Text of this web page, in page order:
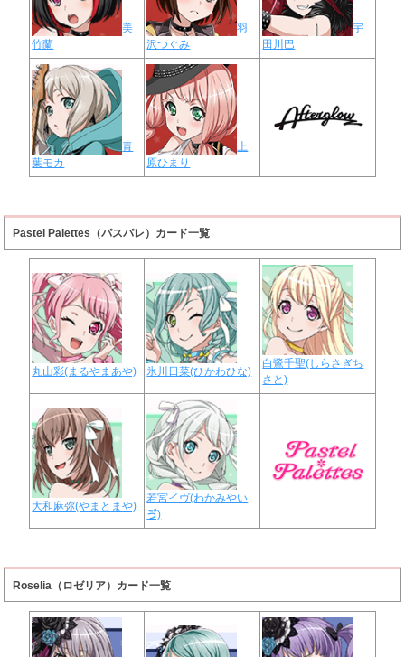
美
竹蘭
羽
沢つぐみ
宇
田川巴
青
葉モカ
上
原ひまり
Pastel Palettes（パスパレ）カード一覧
丸山彩(まるやまあや) 氷川日菜(ひかわひな)
白鷺千聖(しらさぎち
さと)
大和麻弥(やまとまや)
若宮イヴ(わかみやい
ゔ)
Roselia（ロゼリア）カード一覧